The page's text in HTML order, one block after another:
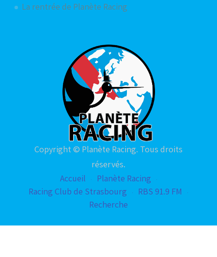
La rentrée de Planète Racing
Copyright © Planète Racing. Tous droits
réservés.
Accueil
Planète Racing
Racing Club de Strasbourg
RBS 91.9 FM
Recherche